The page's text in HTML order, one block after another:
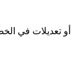
تعديلات في